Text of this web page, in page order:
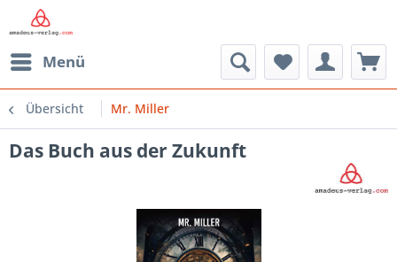
Menü
Übersicht Mr. Miller
Das Buch aus der Zukunft